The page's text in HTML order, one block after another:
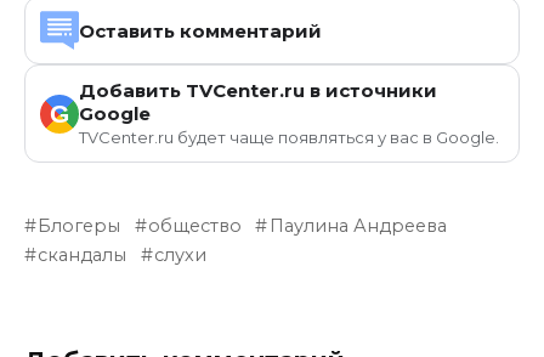
Оставить комментарий
G
Добавить TVCenter.ru в источники
Google
TVCenter.ru будет чаще появляться у вас в Google.
Блогеры общество
Паулина Андреева
скандалы
слухи